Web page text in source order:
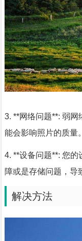
3. **网络问题**: 弱
能会影响照片的质量。
4. **设备问题**: 您
障或是存储问题，导
解决方法